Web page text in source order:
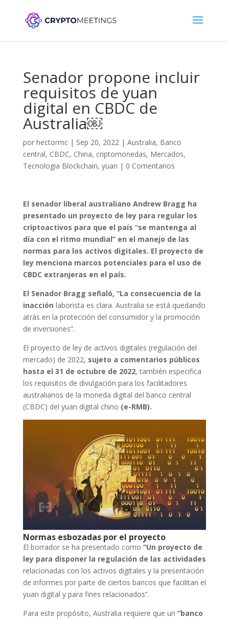
Senador propone incluir
requisitos de yuan
digital en CBDC de
Australia￼
por hectormc| Sep 20, 2022| Australia, Banco
central, CBDC, China, criptomonedas, Mercados,
Tecnologia Blockchain, yuan | 0 Comentarios
El senador liberal australiano Andrew Bragg ha
presentado un proyecto de ley para regular los
criptoactivos para que el país “se mantenga al
día con el ritmo mundial” en el manejo de las
normas para los activos digitales. El proyecto de
ley menciona marcos potenciales para el uso de
CBDC extranjeras en el país.
El Senador Bragg señaló, “La consecuencia de la
inacción laborista es clara. Australia se está quedando
atrás en la protección del consumidor y la promoción
de inversiones”.
El proyecto de ley de activos digitales (regulación del
mercado) de 2022, sujeto a comentarios públicos
hasta el 31 de octubre de 2022, también especifica
los requisitos de divulgación para los facilitadores
australianos de la moneda digital del banco central
(CBDC) del yuan digital chino (e-RMB).
Normas esbozadas por el proyecto
El borrador se ha presentado como “Un proyecto de
ley para disponer la regulación de las actividades
relacionadas con los activos digitales y la presentación
de informes por parte de ciertos bancos que facilitan el
yuan digital y para fines relacionados”.
Para este propósito, Australia requiere que un “banco